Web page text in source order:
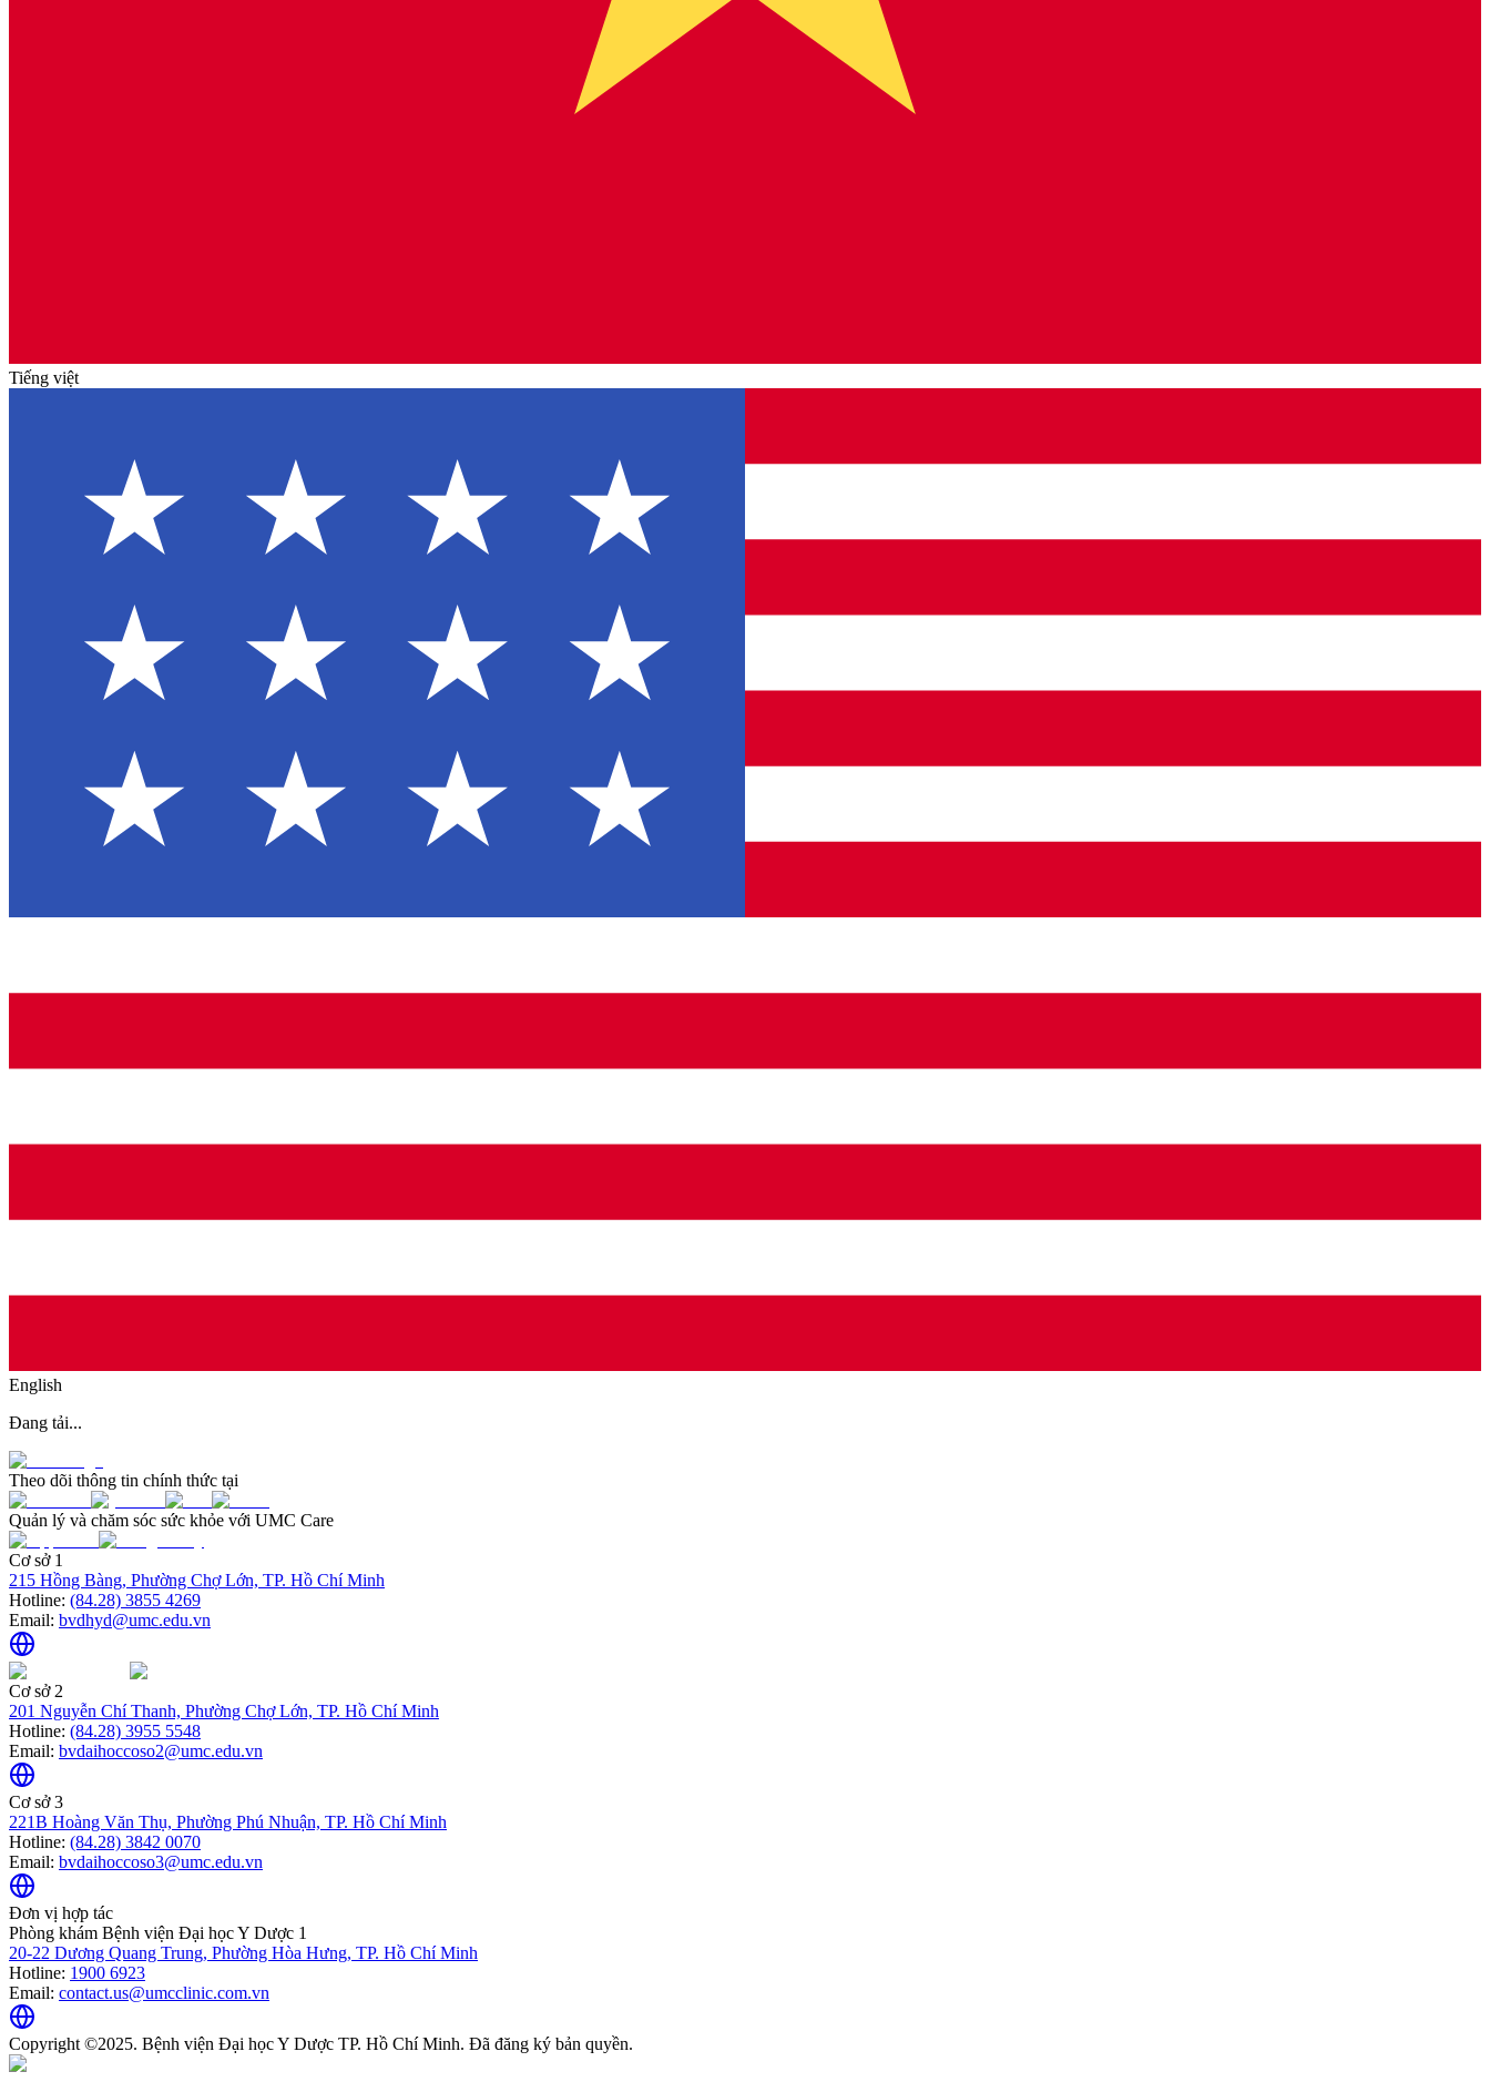
Tiếng việt
English
Đang tải...
Theo dõi thông tin chính thức tại
Quản lý và chăm sóc sức khỏe với UMC Care
Cơ sở 1
215 Hồng Bàng, Phường Chợ Lớn, TP. Hồ Chí Minh
Hotline: (84.28) 3855 4269
Email: bvdhyd@umc.edu.vn
Cơ sở 2
201 Nguyễn Chí Thanh, Phường Chợ Lớn, TP. Hồ Chí Minh
Hotline: (84.28) 3955 5548
Email: bvdaihoccoso2@umc.edu.vn
Cơ sở 3
221B Hoàng Văn Thụ, Phường Phú Nhuận, TP. Hồ Chí Minh
Hotline: (84.28) 3842 0070
Email: bvdaihoccoso3@umc.edu.vn
Đơn vị hợp tác
Phòng khám Bệnh viện Đại học Y Dược 1
20-22 Dương Quang Trung, Phường Hòa Hưng, TP. Hồ Chí Minh
Hotline: 1900 6923
Email: contact.us@umcclinic.com.vn
Copyright ©2025. Bệnh viện Đại học Y Dược TP. Hồ Chí Minh. Đã đăng ký bản quyền.